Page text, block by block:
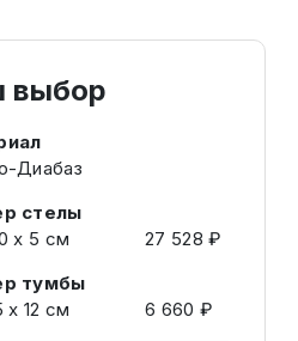
выбор
Диабаз
стелы
х 5 см
27 528 ₽
тумбы
х 12 см
6 660 ₽